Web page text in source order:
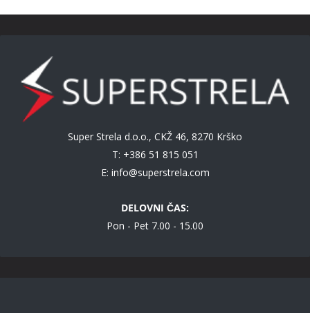
Super Strela d.o.o., CKŽ 46, 8270 Krško
T: +386 51 815 051
E: info@superstrela.com
DELOVNI ČAS:
Pon - Pet 7.00 - 15.00